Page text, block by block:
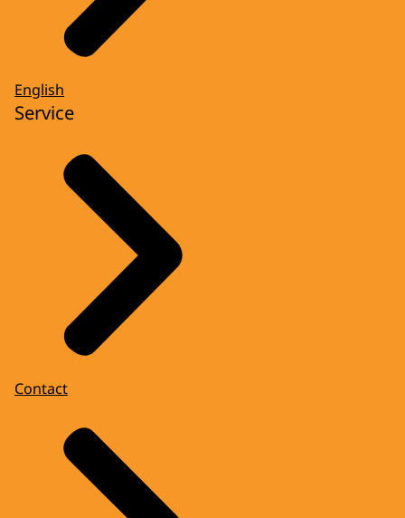
English
Service
Contact